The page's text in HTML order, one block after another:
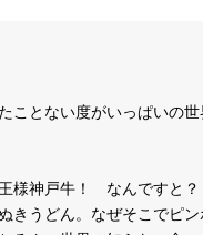
ことない度がいっぱいの
様神戸牛！ なんですと
きうどん。なぜそこでピン